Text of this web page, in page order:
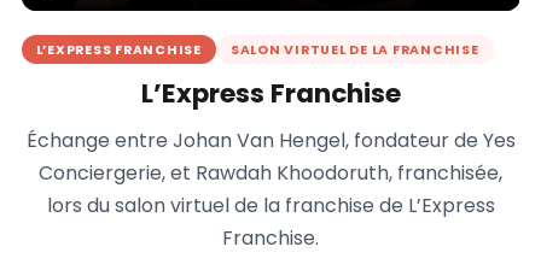
L’EXPRESS FRANCHISE SALON VIRTUEL DE LA FRANCHISE
L’Express Franchise
Échange entre Johan Van Hengel, fondateur de Yes
Conciergerie, et Rawdah Khoodoruth, franchisée,
lors du salon virtuel de la franchise de L’Express
Franchise.